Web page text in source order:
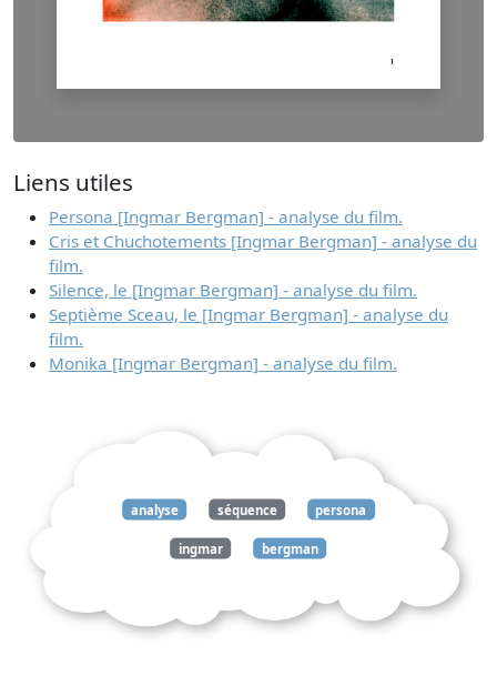
Liens utiles
Persona [Ingmar Bergman] - analyse du film.
Cris et Chuchotements [Ingmar Bergman] - analyse du
film.
Silence, le [Ingmar Bergman] - analyse du film.
Septième Sceau, le [Ingmar Bergman] - analyse du
film.
Monika [Ingmar Bergman] - analyse du film.
analyse séquence persona
ingmar bergman